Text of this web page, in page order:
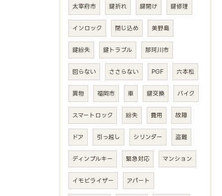
太宰府市 鍵折れ 鍵開け 鍵修理
インロック 閉じ込め 美野島
鍵紛失 鍵トラブル 那珂川市
回らない ささらない PGF 六本松
異物 福岡市 車 鍵交換 バイク
スマートロック 紛失 費用 故障
ドア 引っ越し シリンダー 盗難
ディンプルキー 緊急対応 マンション
イモビライザー アパート